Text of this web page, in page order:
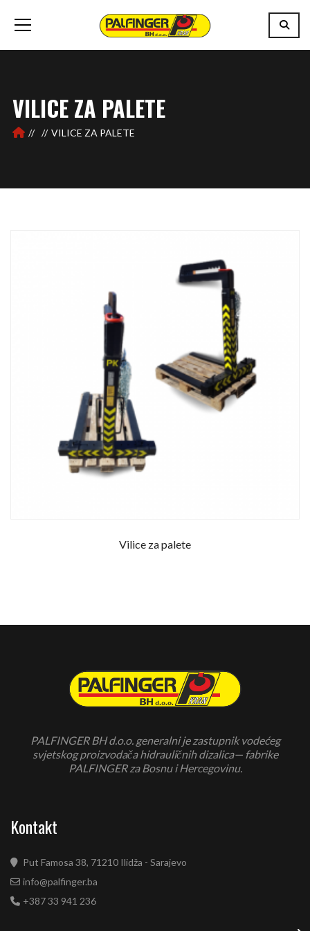
VILICE ZA PALETE
VILICE ZA PALETE
Vilice za palete
PALFINGER BH d.o.o. generalni je zastupnik vodećeg
svjetskog proizvodača hidrauličnih dizalica— fabrike
PALFINGER za Bosnu i Hercegovinu.
Kontakt
Put Famosa 38, 71210 Ilidža - Sarajevo
info@palfinger.ba
+387 33 941 236